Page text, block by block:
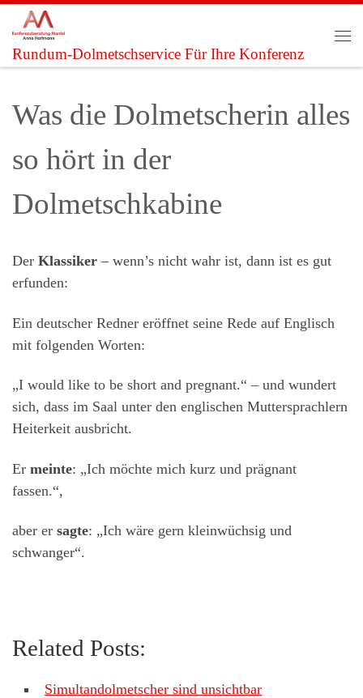
Zum Inhalt springen
Rundum-Dolmetschservice Für Ihre Konferenz
Was die Dolmetscherin alles
so hört in der
Dolmetschkabine
Der Klassiker – wenn’s nicht wahr ist, dann ist es gut
erfunden:
Ein deutscher Redner eröffnet seine Rede auf Englisch
mit folgenden Worten:
„I would like to be short and pregnant.“ – und wundert
sich, dass im Saal unter den englischen Muttersprachlern
Heiterkeit ausbricht.
Er meinte: „Ich möchte mich kurz und prägnant
fassen.“,
aber er sagte: „Ich wäre gern kleinwüchsig und
schwanger“.
Related Posts:
Simultandolmetscher sind unsichtbar